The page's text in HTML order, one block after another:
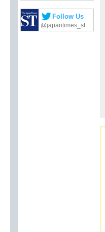
Follow Us
@japantimes_st